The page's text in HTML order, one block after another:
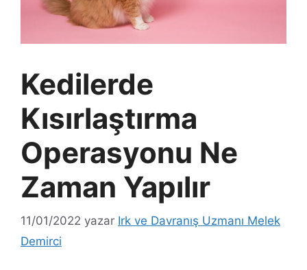
Kedilerde
Kısırlaştırma
Operasyonu Ne
Zaman Yapılır
11/01/2022 yazar Irk ve Davranış Uzmanı Melek
Demirci